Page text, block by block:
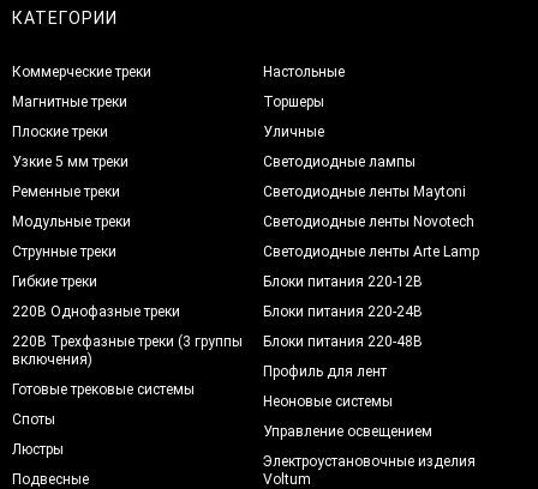
КАТЕГОРИИ
Коммерческие треки
Магнитные треки
Плоские треки
Узкие 5 мм треки
Ременные треки
Модульные треки
Струнные треки
Гибкие треки
220В Однофазные треки
220В Трехфазные треки (3 группы
включения)
Готовые трековые системы
Споты
Люстры
Подвесные
Настольные
Торшеры
Уличные
Светодиодные лампы
Светодиодные ленты Maytoni
Светодиодные ленты Novotech
Светодиодные ленты Arte Lamp
Блоки питания 220-12В
Блоки питания 220-24В
Блоки питания 220-48В
Профиль для лент
Неоновые системы
Управление освещением
Электроустановочные изделия
Voltum